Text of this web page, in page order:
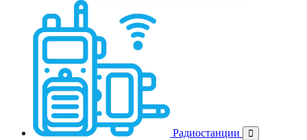
Радиостанции